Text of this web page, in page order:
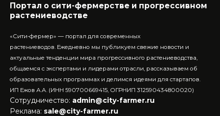
Портал о сити-фермерстве и прогрессивном
растениеводстве
«Сити-фермер» — портал для современных
растениеводов. Ежедневно мы публикуем свежие новости и
актуальные тенденции мира прогрессивного растениеводства,
общаемся с экспертами и лидерами отрасли, рассказываем об
образовательных программах и делимся идеями для стартапов.
ИП Ежов А.А. (ИНН 590700669415, ОГРНИП 312590434800020)
Сотрудничество: admin@city-farmer.ru
Реклама: sale@city-farmer.ru